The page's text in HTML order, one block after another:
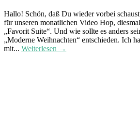
Hallo! Schön, daß Du wieder vorbei
für unseren monatlichen Video Hop,
„Favorit Suite“. Und wie sollte es anders
„Moderne Weihnachten“ entschieden. Ich
mit... Weiterlesen →